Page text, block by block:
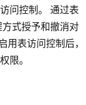
问控制。 通过表
式授予和撤消对
表访问控制后，
限。